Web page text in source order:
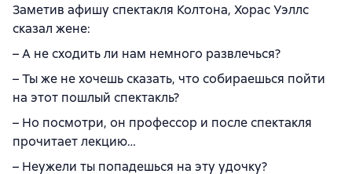
Заметив афишу спектакля Колтона, Хорас Уэллс
сказал жене:
– А не сходить ли нам немного развлечься?
– Ты же не хочешь сказать, что собираешься пойти
на этот пошлый спектакль?
– Но посмотри, он профессор и после спектакля
прочитает лекцию…
– Неужели ты попадешься на эту удочку?